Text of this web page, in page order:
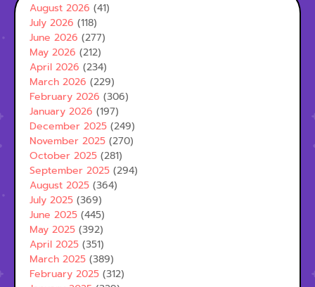
August 2026 (41)
July 2026 (118)
June 2026 (277)
May 2026 (212)
April 2026 (234)
March 2026 (229)
February 2026 (306)
January 2026 (197)
December 2025 (249)
November 2025 (270)
October 2025 (281)
September 2025 (294)
August 2025 (364)
July 2025 (369)
June 2025 (445)
May 2025 (392)
April 2025 (351)
March 2025 (389)
February 2025 (312)